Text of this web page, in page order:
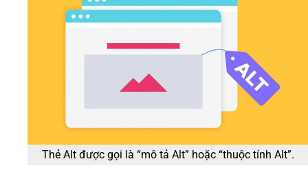
Thẻ Alt được gọi là “mô tả Alt” hoặc “thuộc tính Alt”.